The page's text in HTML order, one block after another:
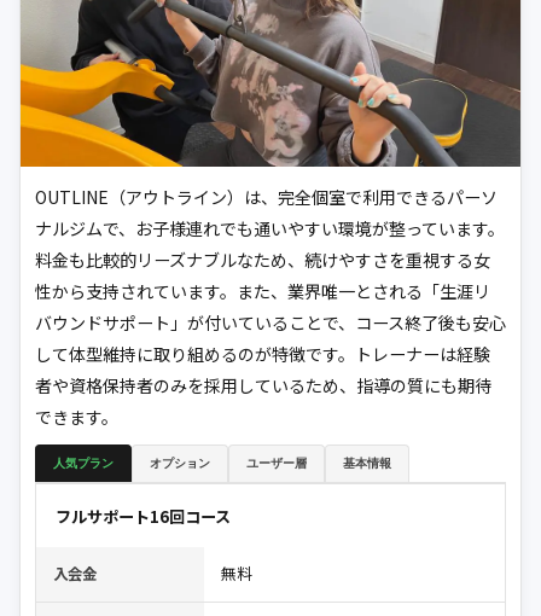
OUTLINE（アウトライン）は、完全個室で利用できるパーソ
ナルジムで、お子様連れでも通いやすい環境が整っています。
料金も比較的リーズナブルなため、続けやすさを重視する女
性から支持されています。また、業界唯一とされる「生涯リ
バウンドサポート」が付いていることで、コース終了後も安心
して体型維持に取り組めるのが特徴です。トレーナーは経験
者や資格保持者のみを採用しているため、指導の質にも期待
できます。
人気プラン オプション ユーザー層 基本情報
フルサポート16回コース
入会金 無料